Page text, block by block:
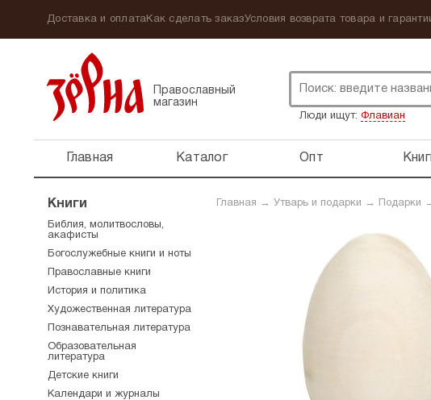
Доставка и оплатаКак сделать заказУсловия возврата товара и
Православный
магазин
Люди ищут: Флавиан
Главная Каталог Опт
Главная → Утварь и подарки → Подарки
Книги
Библия, молитвословы,
акафисты
Богослужебные книги и ноты
Православные книги
История и политика
Художественная литература
Познавательная литература
Образовательная
литература
Детские книги
Календари и журналы